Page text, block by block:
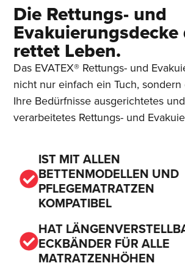
Die Rettungs- und
Evakuierungsdecke
rettet Leben.
Das EVATEX® Rettungs- und
nicht nur einfach ein Tuch,
Ihre Bedürfnisse ausgerichtetes
verarbeitetes Rettungs- und
IST MIT ALLEN
BETTENMODELLEN UND
PFLEGEMATRATZEN
KOMPATIBEL
HAT
ECKBÄNDER FÜR ALLE
MATRATZENHÖHEN